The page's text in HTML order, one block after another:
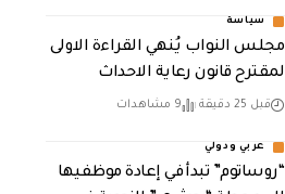
سياسة
مجلس النواب يُنهي القراءة الاولى
لمقترح قانون رعاية الاحداث
قبل 25 دقيقة 9 مشاهدات
عربي ودولي
“روساتوم” تبدأ في إعادة موظفيها